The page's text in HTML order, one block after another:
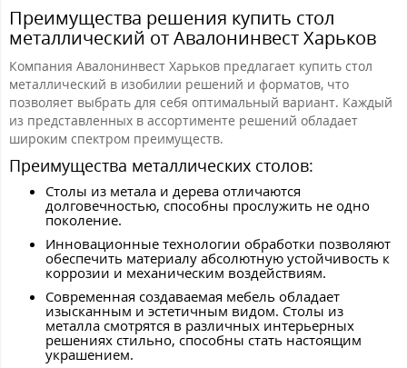
Преимущества решения купить стол
металлический от Авалонинвест Харьков
Компания Авалонинвест Харьков предлагает купить стол
металлический в изобилии решений и форматов, что
позволяет выбрать для себя оптимальный вариант. Каждый
из представленных в ассортименте решений обладает
широким спектром преимуществ.
Преимущества металлических столов:
Столы из метала и дерева отличаются
долговечностью, способны прослужить не одно
поколение.
Инновационные технологии обработки позволяют
обеспечить материалу абсолютную устойчивость к
коррозии и механическим воздействиям.
Современная создаваемая мебель обладает
изысканным и эстетичным видом. Столы из
металла смотрятся в различных интерьерных
решениях стильно, способны стать настоящим
украшением.